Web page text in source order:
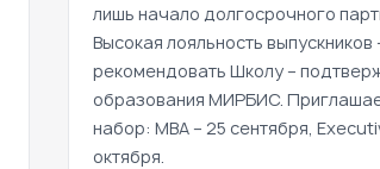
лишь начало долгосрочного
Высокая лояльность выпускников
рекомендовать Школу –
образования МИРБИС.
набор: MBA – 25 сентября,
октября.